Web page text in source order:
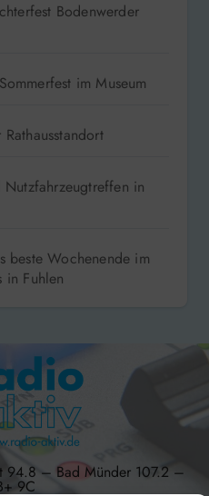
Bodenwerder
im Museum
Nutzfahrzeugtreffen in
beste Wochenende im
Fuhlen
94.8 – Bad Münder 107.2 –
9C